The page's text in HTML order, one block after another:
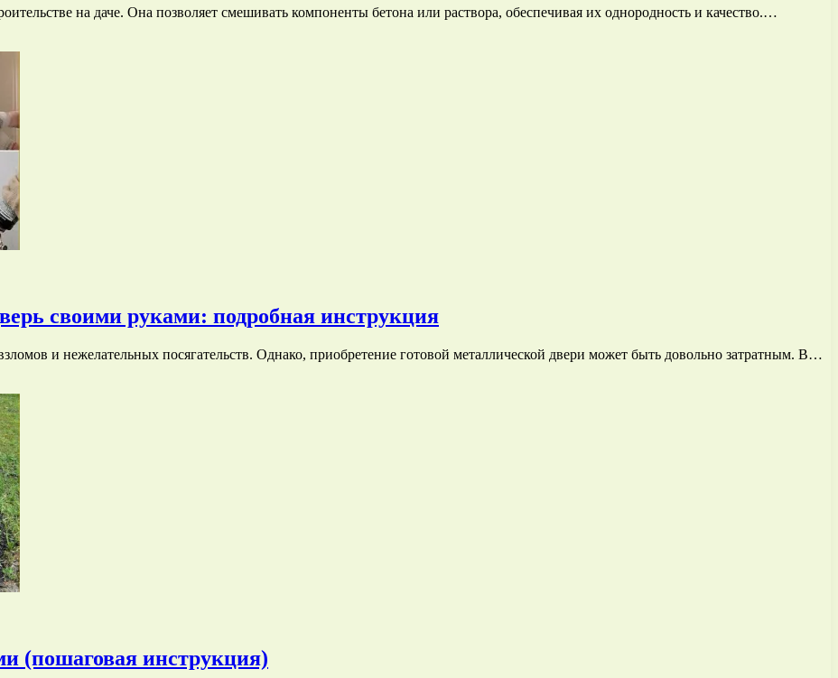
на даче. Она позволяет смешивать компоненты бетона или раствора, обеспечивая их однородность и качество.…
своими руками: подробная инструкция
и нежелательных посягательств. Однако, приобретение готовой металлической двери может быть довольно затратным. В…
(пошаговая инструкция)